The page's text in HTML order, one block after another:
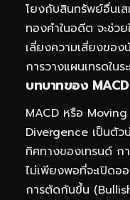
โยงกับสินทรัพย์อื่นเส
ทองคำในอดีต จะช่ว
เลี่ยงความเสี่ยงขอ
การวางแผนเทรดในร
บทบาทของ
MACD หรือ
Divergence เป็นตัว
ทิศทางของเทรนด์ ก
ไม่เพียงพอที่จะเปิดอ
การตัดกันขึ้น